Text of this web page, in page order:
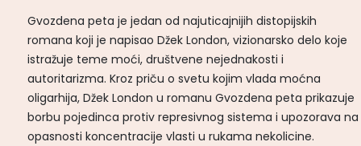
Gvozdena peta je jedan od najuticajnijih distopijskih
romana koji je napisao Džek London, vizionarsko delo koje
istražuje teme moći, društvene nejednakosti i
autoritarizma. Kroz priču o svetu kojim vlada moćna
oligarhija, Džek London u romanu Gvozdena peta prikazuje
borbu pojedinca protiv represivnog sistema i upozorava na
opasnosti koncentracije vlasti u rukama nekolicine.